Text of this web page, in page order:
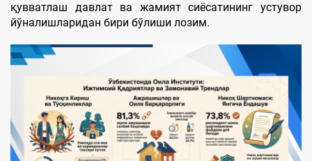
қувватлаш давлат ва жамият сиёсатининг устувор
йўналишларидан бири бўлиши лозим.